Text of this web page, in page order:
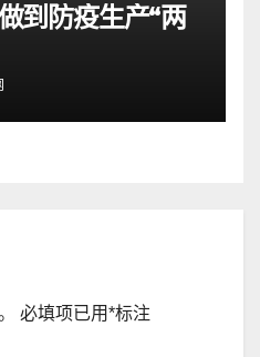
到防疫生产“两
必填项已用*标注